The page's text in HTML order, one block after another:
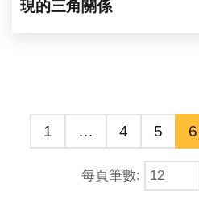
現的三角關係
1 … 4 5 6
每頁筆數: